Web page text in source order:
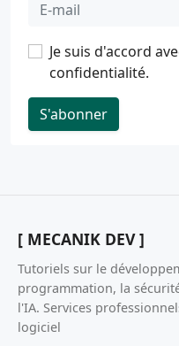
Je suis d'accord
confidentialité.
S'abonner
[ MECANIK DEV ]
Tutoriels sur le
programmation, la
l'IA. Services
logiciel